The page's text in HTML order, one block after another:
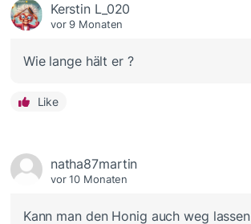
Kerstin L_020
vor 9 Monaten
Wie lange hält er ?
Like
natha87martin
vor 10 Monaten
Kann man den Honig auch weg